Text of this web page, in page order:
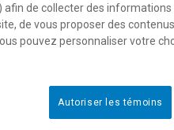
afin de collecter des
de vous proposer des
pouvez personnaliser votre
Autoriser les témoins